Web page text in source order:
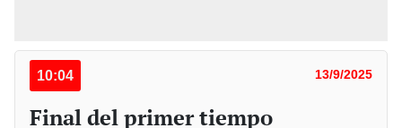
10:04 13/9/2025
Final del primer tiempo